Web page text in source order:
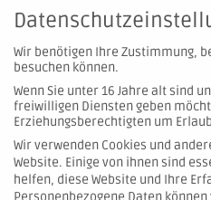
Janik Uhlemann
j.uhlemann[at]hartmann-
+49 151 402 473 00
© 2026
Wir benötigen Ihre Zustimmung,
besuchen können.
Wenn Sie unter 16 Jahre alt sind
freiwilligen Diensten geben
Erziehungsberechtigten um
Wir verwenden Cookies und
Website. Einige von ihnen sind
helfen, diese Website und Ihre
Personenbezogene Daten